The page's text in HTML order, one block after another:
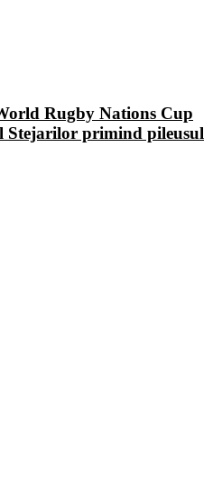
Rugby Nations Cup
primind pileusul